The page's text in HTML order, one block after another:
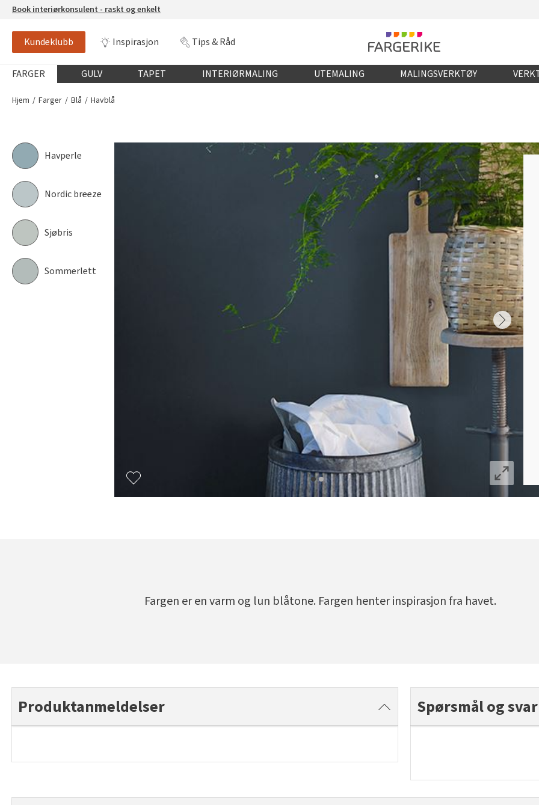
Book interiørkonsulent - raskt og enkelt
Kundeklubb Inspirasjon Tips & Råd
Globalnavigasjon mobil
FARGER GULV TAPET INTERIØRMALING UTEMALING MALINGSVERKTØY
HAVBLÅ
Hjem Farger Blå Havblå
Havperle
Nordic breeze
Sjøbris
Sommerlett
Fargen er en varm og lun blåtone. Fargen henter inspirasjon fra havet.
Produktanmeldelser Spørsmål og svar